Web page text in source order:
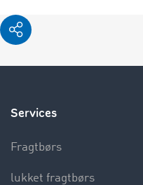
Services
Fragtbørs
lukket fragtbørs